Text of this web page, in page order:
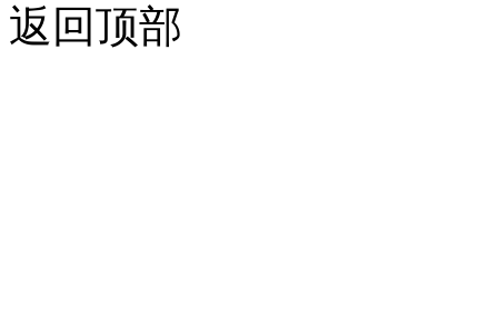
返回顶部